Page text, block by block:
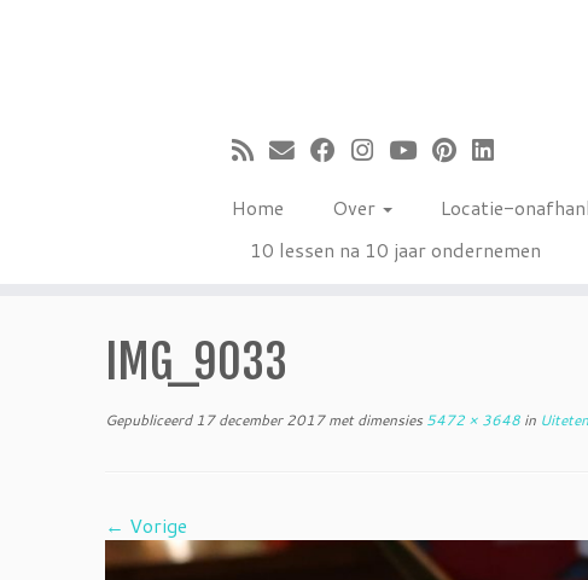
Home Over Locatie-
10 lessen na 10 jaar ondernemen
IMG_9033
Gepubliceerd 17 december 2017met dimensies 5472 × 3648 in
← Vorige